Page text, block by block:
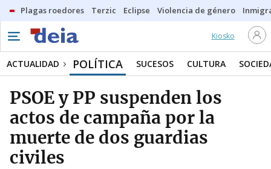
Plagas roedores Terzic Eclipse Violencia de género
Kiosko
ACTUALIDAD POLÍTICA SUCESOS CULTURA
PSOE y PP suspenden los
actos de campaña por la
muerte de dos guardias
civiles